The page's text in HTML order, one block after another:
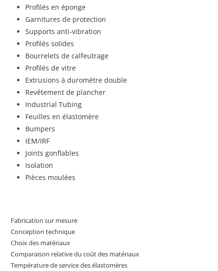
Profilés en éponge
Garnitures de protection
Supports anti-vibration
Profilés solides
Bourrelets de calfeutrage
Profilés de vitre
Extrusions à duromètre double
Revêtement de plancher
Industrial Tubing
Feuilles en élastomère
Bumpers
IEM/IRF
Joints gonflables
Isolation
Pièces moulées
Fabrication sur mesure
Conception technique
Choix des matériaux
Comparaison relative du coût des matériaux
Température de service des élastomères